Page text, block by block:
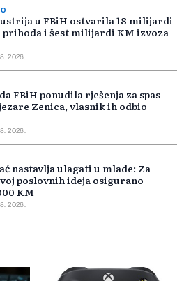
u FBiH ostvarila 18 milijardi
prihoda i šest milijardi KM izvoza
2026.
FBiH ponudila rješenja za spas
Zenica, vlasnik ih odbio
2026.
nastavlja ulagati u mlade: Za
poslovnih ideja osigurano
KM
2026.